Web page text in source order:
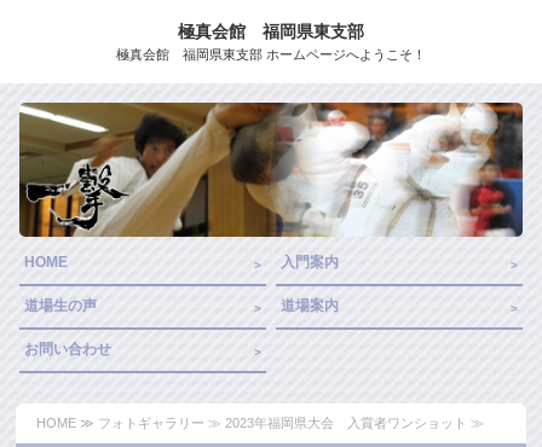
極真会館 福岡県東支部
極真会館 福岡県東支部 ホームページへようこそ！
HOME 入門案内
道場生の声 道場案内
お問い合わせ
HOME ≫ フォトギャラリー ≫ 2023年福岡県大会 入賞者ワンショット ≫